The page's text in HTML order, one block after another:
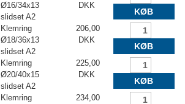
Ø16/34x13
slidset A2
DKK
KØB
Klemring
Ø18/36x13
slidset A2
206,00
DKK
KØB
Klemring
Ø20/40x15
slidset A2
225,00
DKK
KØB
Klemring
234,00